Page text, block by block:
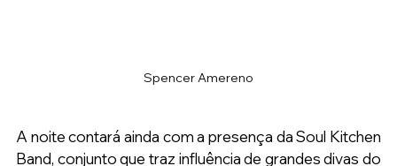
Spencer Amereno
A noite contará ainda com a presença da Soul Kitchen
Band, conjunto que traz influência de grandes divas do